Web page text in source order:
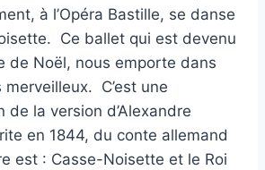
à l’Opéra Bastille, se danse
Ce ballet qui est devenu
de Noël, nous emporte dans
merveilleux. C’est une
de la version d’Alexandre
en 1844, du conte allemand
est : Casse-Noisette et le Roi